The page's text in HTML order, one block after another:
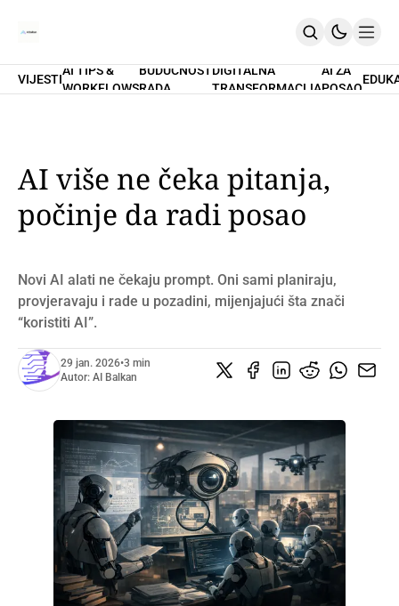
Home
PRETPLATI SE
VIJESTI
AI TIPS &
WORKFLOWS
BUDUĆNOST
RADA
DIGITALNA
TRANSFORMACIJA
AI ZA
POSAO
AI više ne čeka pitanja,
počinje da radi posao
Novi AI alati ne čekaju prompt. Oni sami planiraju,
provjeravaju i rade u pozadini, mijenjajući šta znači
“koristiti AI”.
29 jan. 2026•3 min
Autor: AI Balkan